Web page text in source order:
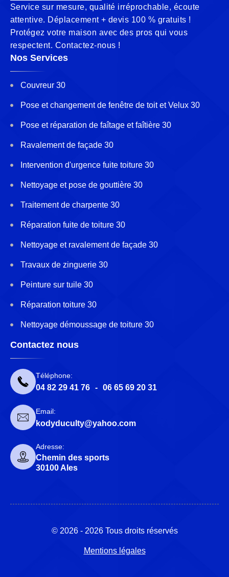
Service sur mesure, qualité irréprochable, écoute
attentive. Déplacement + devis 100 % gratuits !
Protégez votre maison avec des pros qui vous
respectent. Contactez-nous !
Nos Services
Couvreur 30
Pose et changement de fenêtre de toit et Velux 30
Pose et réparation de faîtage et faîtière 30
Ravalement de façade 30
Intervention d'urgence fuite toiture 30
Nettoyage et pose de gouttière 30
Traitement de charpente 30
Réparation fuite de toiture 30
Nettoyage et ravalement de façade 30
Travaux de zinguerie 30
Peinture sur tuile 30
Réparation toiture 30
Nettoyage démoussage de toiture 30
Contactez nous
Téléphone:
04 82 29 41 76 - 06 65 69 20 31
Email:
kodyduculty@yahoo.com
Adresse:
Chemin des sports
30100 Ales
© 2026 - 2026 Tous droits réservés
Mentions légales